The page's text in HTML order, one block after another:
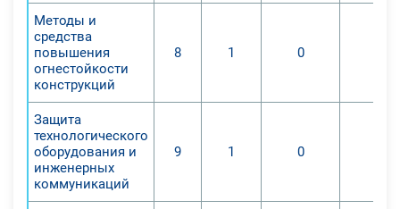
Методы и
средства
повышения
огнестойкости
конструкций
8 1 0
Защита
технологического
оборудования и
инженерных
коммуникаций
9 1 0